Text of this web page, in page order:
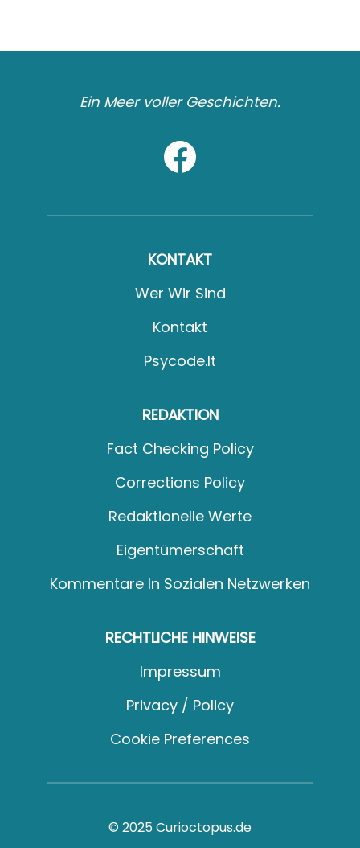
Ein Meer voller Geschichten.
KONTAKT
Wer Wir Sind
Kontakt
Psycode.it
REDAKTION
Fact Checking Policy
Corrections Policy
Redaktionelle Werte
Eigentümerschaft
Kommentare In Sozialen Netzwerken
RECHTLICHE HINWEISE
Impressum
Privacy / Policy
Cookie Preferences
© 2025 Curioctopus.de